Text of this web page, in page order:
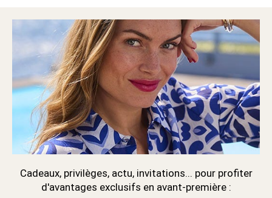
Cadeaux, privilèges, actu, invitations... pour profiter
d'avantages exclusifs en avant-première :